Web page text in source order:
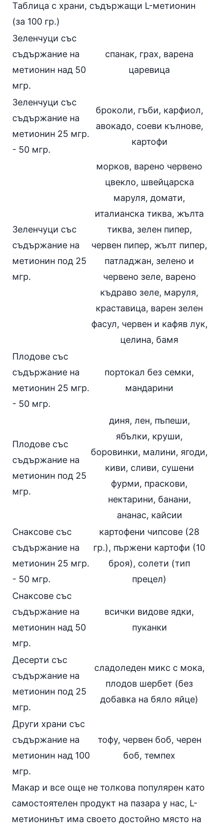
Таблица с храни, съдържащи L-метионин
(за 100 гр.)
Зеленчуци със
съдържание на
метионин над 50
мгр.
спанак, грах, варена
царевица
Зеленчуци със
съдържание на
метионин 25 мгр.
- 50 мгр.
броколи, гъби, карфиол,
авокадо, соеви кълнове,
картофи
Зеленчуци със
съдържание на
метионин под 25
мгр.
морков, варено червено
цвекло, швейцарска
маруля, домати,
италианска тиква, жълта
тиква, зелен пипер,
червен пипер, жълт пипер,
патладжан, зелено и
червено зеле, варено
къдраво зеле, маруля,
краставица, варен зелен
фасул, червен и кафяв лук,
целина, бамя
Плодове със
съдържание на
метионин 25 мгр.
- 50 мгр.
портокал без семки,
мандарини
Плодове със
съдържание на
метионин под 25
мгр.
диня, лен, пъпеши,
ябълки, круши,
боровинки, малини, ягоди,
киви, сливи, сушени
фурми, праскови,
нектарини, банани,
ананас, кайсии
Снаксове със
съдържание на
метионин 25 мгр.
- 50 мгр.
картофени чипсове (28
гр.), пържени картофи (10
броя), солети (тип
прецел)
Снаксове със
съдържание на
метионин над 50
мгр.
всички видове ядки,
пуканки
Десерти със
съдържание на
метионин под 25
мгр.
сладоледен микс с мока,
плодов шербет (без
добавка на бяло яйце)
Други храни със
съдържание на
метионин над 100
мгр.
тофу, червен боб, черен
боб, темпех
Макар и все още не толкова популярен като
самостоятелен продукт на пазара у нас, L-
метионинът има своето достойно място на